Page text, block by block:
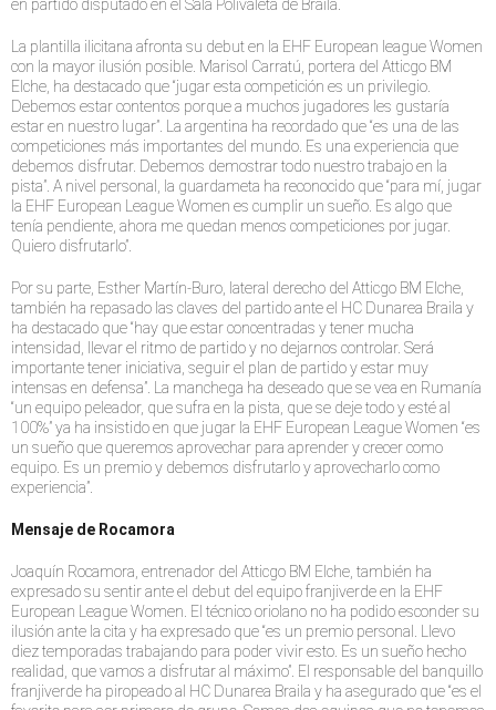
en partido disputado en el Sala Polivaleta de Braila.
La plantilla ilicitana afronta su debut en la EHF European league Women
con la mayor ilusión posible. Marisol Carratú, portera del Atticgo BM
Elche, ha destacado que “jugar esta competición es un privilegio.
Debemos estar contentos porque a muchos jugadores les gustaría
estar en nuestro lugar”. La argentina ha recordado que “es una de las
competiciones más importantes del mundo. Es una experiencia que
debemos disfrutar. Debemos demostrar todo nuestro trabajo en la
pista”. A nivel personal, la guardameta ha reconocido que “para mí, jugar
la EHF European League Women es cumplir un sueño. Es algo que
tenía pendiente, ahora me quedan menos competiciones por jugar.
Quiero disfrutarlo”.
Por su parte, Esther Martín-Buro, lateral derecho del Atticgo BM Elche,
también ha repasado las claves del partido ante el HC Dunarea Braila y
ha destacado que “hay que estar concentradas y tener mucha
intensidad, llevar el ritmo de partido y no dejarnos controlar. Será
importante tener iniciativa, seguir el plan de partido y estar muy
intensas en defensa”. La manchega ha deseado que se vea en Rumanía
“un equipo peleador, que sufra en la pista, que se deje todo y esté al
100%” ya ha insistido en que jugar la EHF European League Women “es
un sueño que queremos aprovechar para aprender y crecer como
equipo. Es un premio y debemos disfrutarlo y aprovecharlo como
experiencia”.
Mensaje de Rocamora
Joaquín Rocamora, entrenador del Atticgo BM Elche, también ha
expresado su sentir ante el debut del equipo franjiverde en la EHF
European League Women. El técnico oriolano no ha podido esconder su
ilusión ante la cita y ha expresado que “es un premio personal. Llevo
diez temporadas trabajando para poder vivir esto. Es un sueño hecho
realidad, que vamos a disfrutar al máximo”. El responsable del banquillo
franjiverde ha piropeado al HC Dunarea Braila y ha asegurado que “es el